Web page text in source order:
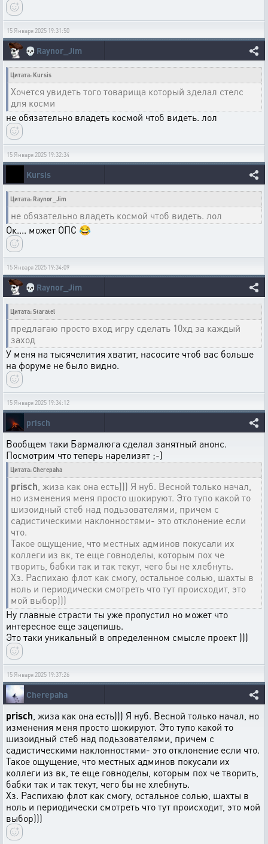
15 Января 2025 19:31:50
💀 Raynor_Jim
Цитата: Kursis
Хочется увидеть того товарища который зделал стелс
для косми
не обязательно владеть космой чтоб видеть. лол
15 Января 2025 19:32:34
Kursis
Цитата: Raynor_Jim
не обязательно владеть космой чтоб видеть. лол
Ок.... может ОПС 😂
15 Января 2025 19:34:09
💀 Raynor_Jim
Цитата: Staratel
предлагаю просто вход игру сделать 10хд за каждый
заход
У меня на тысячелития хватит, насосите чтоб вас больше
на форуме не было видно.
15 Января 2025 19:34:12
prisch
Вообщем таки Бармалюга сделал занятный анонс.
Посмотрим что теперь нарелизят ;-)
Цитата: Cherepaha
prisch , жиза как она есть))) Я нуб. Весной только начал,
но изменения меня просто шокируют. Это тупо какой то
шизоидный стеб над подьзователями, причем с
садистическими наклонностями- это отклонение если
что.
Такое ощущение, что местных админов покусали их
коллеги из вк, те еще говноделы, которым пох че
творить, бабки так и так текут, чего бы не хлебнуть.
Хз. Распихаю флот как смогу, остальное солью, шахты в
ноль и периодически смотреть что тут происходит, это
мой выбор)))
Ну главные страсти ты уже пропустил но может что
интересное еще зацепишь.
Это таки уникальный в определенном смысле проект )))
15 Января 2025 19:37:26
Cherepaha
prisch , жиза как она есть))) Я нуб. Весной только начал, но
изменения меня просто шокируют. Это тупо какой то
шизоидный стеб над подьзователями, причем с
садистическими наклонностями- это отклонение если что.
Такое ощущение, что местных админов покусали их
коллеги из вк, те еще говноделы, которым пох че творить,
бабки так и так текут, чего бы не хлебнуть.
Хз. Распихаю флот как смогу, остальное солью, шахты в
ноль и периодически смотреть что тут происходит, это мой
выбор)))